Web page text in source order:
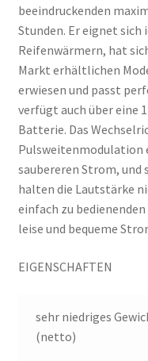
beeindruckenden
Stunden. Er eignet
Reifenwärmern, hat
Markt erhältlichen
erwiesen und passt
verfügt auch über eine
Batterie. Das
Pulsweitenmodulation
saubereren Strom,
halten die Lautstärke
einfach zu
leise und bequeme
EIGENSCHAFTEN
sehr niedriges
(netto)